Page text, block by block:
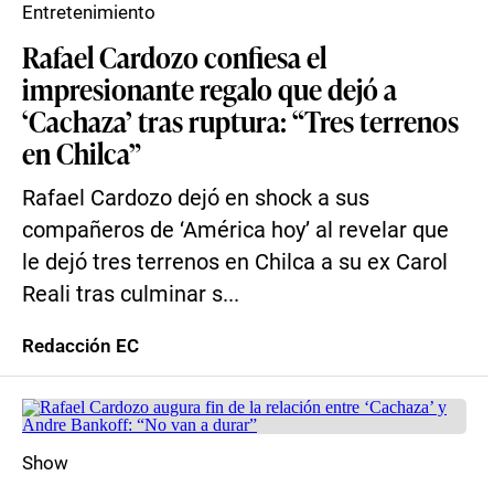
Rafael Cardozo confiesa el
impresionante regalo que dejó a
‘Cachaza’ tras ruptura: “Tres terrenos
en Chilca”
Rafael Cardozo dejó en shock a sus
compañeros de ‘América hoy’ al revelar que
le dejó tres terrenos en Chilca a su ex Carol
Reali tras culminar s...
Entretenimiento
Redacción EC
Show